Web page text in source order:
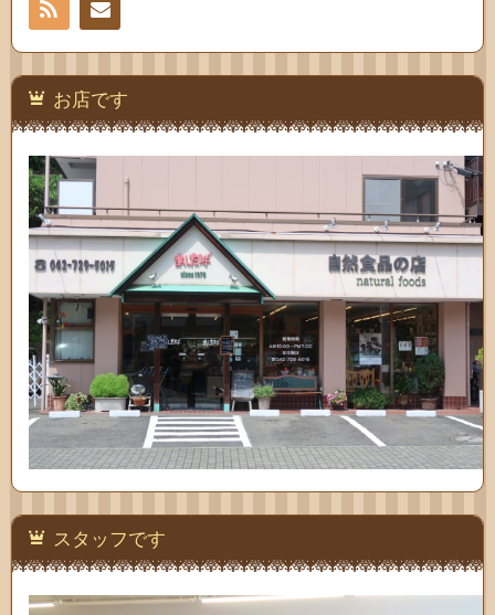
お問
い合
わせ
お店です
スタッフです